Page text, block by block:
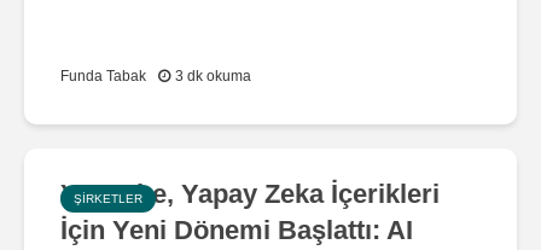
Funda Tabak 3 dk okuma
ŞIRKETLER
YouTube, Yapay Zeka İçerikleri
İçin Yeni Dönemi Başlattı: AI